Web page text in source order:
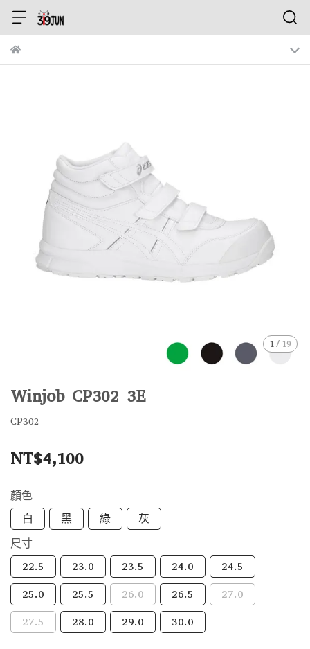
1/ 19
Winjob CP302 3E
CP302
NT$4,100
顏色
白
黑 綠
灰
尺寸
22.5
23.0 23.5 24.0
24.5
25.0
25.5 26.0 26.5
27.0
27.5
28.0 29.0 30.0